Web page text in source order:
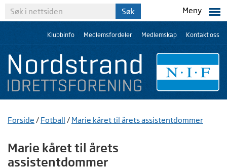
Meny
Klubbinfo Medlemsfordeler Medlemskap Kontakt oss
Forside / Fotball / Marie kåret til årets assistentdommer
Marie kåret til årets
assistentdommer